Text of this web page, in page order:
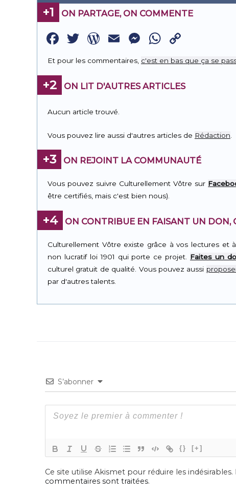
+1 ON PARTAGE, ON COMMENTE
Facebook
Twitter
WordPress
EmailMessenger
Link
Et pour les commentaires, c'est en bas que ça se
+2 ON LIT D'AUTRES ARTICLES
Aucun article trouvé.
Vous pouvez lire aussi d'autres articles de Rédaction
+3 ON REJOINT LA COMMUNAUTÉ
Vous pouvez suivre Culturellement Vôtre sur
être certifiés, mais c'est bien nous).
+4 ON CONTRIBUE EN FAISANT UN DON,
Culturellement Vôtre existe grâce à vos lectures et
non lucratif loi 1901 qui porte ce projet. Faites un
culturel gratuit de qualité. Vous pouvez aussi
par d'autres talents.
S’abonner
{} [+]
Ce site utilise Akismet pour réduire les indésirables.
commentaires sont traitées.